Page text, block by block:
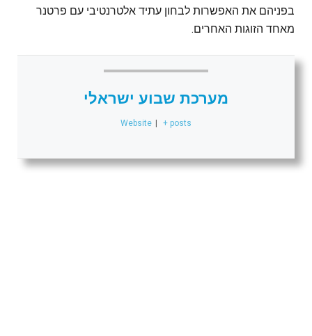
בפניהם את האפשרות לבחון עתיד אלטרנטיבי עם פרטנר
מאחד הזוגות האחרים.
מערכת שבוע ישראלי
Website + posts